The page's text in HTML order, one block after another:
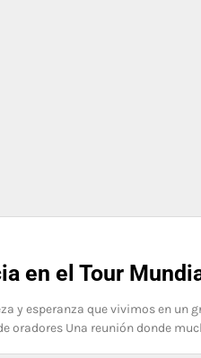
en el Tour
y esperanza que vivimos en un
oradores Una reunión donde